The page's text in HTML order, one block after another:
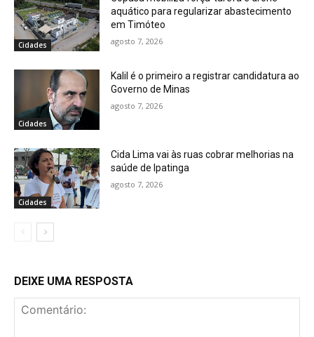
Cidades
aquático para regularizar abastecimento
em Timóteo
agosto 7, 2026
Cidades
Kalil é o primeiro a registrar candidatura ao
Governo de Minas
agosto 7, 2026
Cidades
Cida Lima vai às ruas cobrar melhorias na
saúde de Ipatinga
agosto 7, 2026
DEIXE UMA RESPOSTA